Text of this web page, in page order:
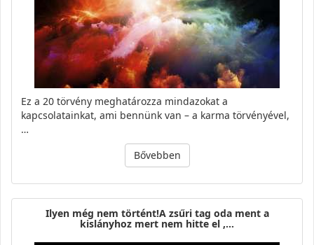
Ez a 20 törvény meghatározza mindazokat a
kapcsolatainkat, ami bennünk van – a karma törvényével,
…
Bővebben
Ilyen még nem történt!A zsűri tag oda ment a
kislányhoz mert nem hitte el ,…